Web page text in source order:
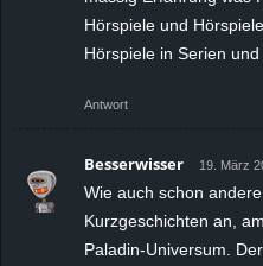
Hörspiele und
Hörspiele in Serien
Antwort
Besserwisser 19. März
Wie auch schon
Kurzgeschichten an,
Paladin-Universum.